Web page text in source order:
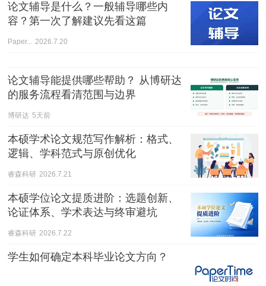
论文辅导是什么？一般辅导哪些内
容？第一次了解建议先看这篇
Paper... 2026.7.20
论文辅导能提供哪些帮助？ 从博研达
的服务流程看清范围与边界
博研达 5天前
本硕学术论文规范写作解析：格式、
逻辑、学科范式与原创优化
睿森科研 2026.7.21
本硕学位论文提质进阶：选题创新、
论证体系、学术表达与终审避坑
睿森科研 2026.7.22
学生如何确定本科毕业论文方向？